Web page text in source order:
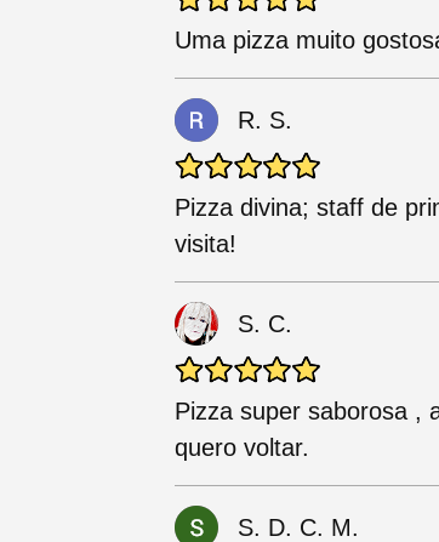
Uma pizza muito
R. S.
Pizza divina; staff de
visita!
S. C.
Pizza super saborosa ,
quero voltar.
S. D. C. M.